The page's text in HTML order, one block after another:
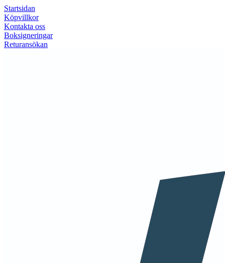
Startsidan
Köpvillkor
Kontakta oss
Boksigneringar
Returansökan